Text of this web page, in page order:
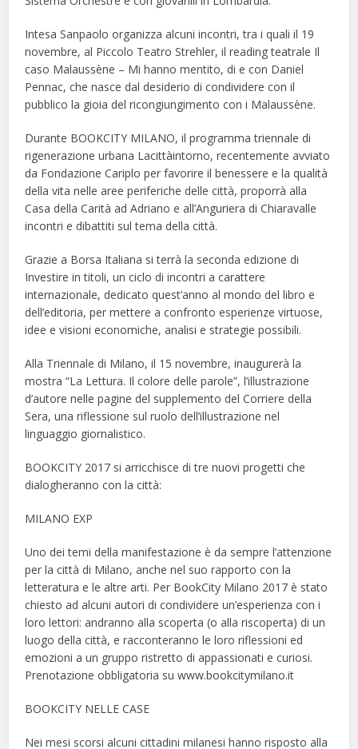
Intesa Sanpaolo organizza alcuni incontri, tra i quali il 19
novembre, al Piccolo Teatro Strehler, il reading teatrale Il
caso Malaussène – Mi hanno mentito, di e con Daniel
Pennac, che nasce dal desiderio di condividere con il
pubblico la gioia del ricongiungimento con i Malaussène.
Durante BOOKCITY MILANO, il programma triennale di
rigenerazione urbana Lacittàintorno, recentemente avviato
da Fondazione Cariplo per favorire il benessere e la qualità
della vita nelle aree periferiche delle città, proporrà alla
Casa della Carità ad Adriano e all’Anguriera di Chiaravalle
incontri e dibattiti sul tema della città.
Grazie a Borsa Italiana si terrà la seconda edizione di
Investire in titoli, un ciclo di incontri a carattere
internazionale, dedicato quest’anno al mondo del libro e
dell’editoria, per mettere a confronto esperienze virtuose,
idee e visioni economiche, analisi e strategie possibili.
Alla Triennale di Milano, il 15 novembre, inaugurerà la
mostra “La Lettura. Il colore delle parole”, l’illustrazione
d’autore nelle pagine del supplemento del Corriere della
Sera, una riflessione sul ruolo dell’illustrazione nel
linguaggio giornalistico.
BOOKCITY 2017 si arricchisce di tre nuovi progetti che
dialogheranno con la città:
MILANO EXP
Uno dei temi della manifestazione è da sempre l’attenzione
per la città di Milano, anche nel suo rapporto con la
letteratura e le altre arti. Per BookCity Milano 2017 è stato
chiesto ad alcuni autori di condividere un’esperienza con i
loro lettori: andranno alla scoperta (o alla riscoperta) di un
luogo della città, e racconteranno le loro riflessioni ed
emozioni a un gruppo ristretto di appassionati e curiosi.
Prenotazione obbligatoria su www.bookcitymilano.it
BOOKCITY NELLE CASE
Nei mesi scorsi alcuni cittadini milanesi hanno risposto alla